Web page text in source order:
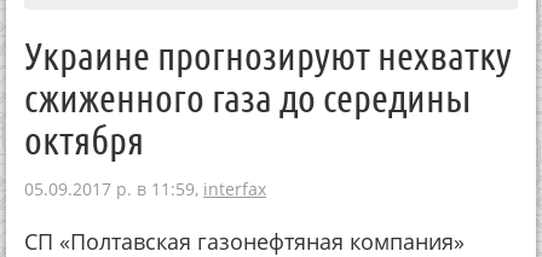
Украине прогнозируют нехватку
сжиженного газа до середины
октября
05.09.2017 р. в 11:59, interfax
СП «Полтавская газонефтяная компания»